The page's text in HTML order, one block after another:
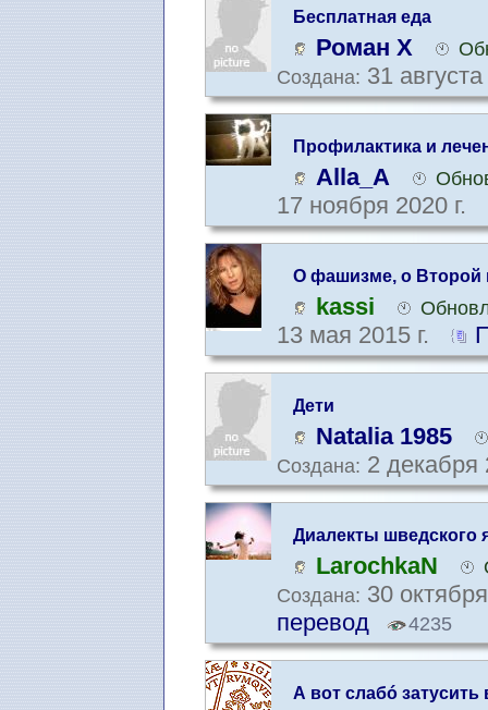
Бесплатная еда
Роман Х
Создана: 31
Профилактика и
Alla_A
17 ноября 2020 г.
О фашизме, о Второй
периоде
kassi
13 мая 2015 г.
Дети
Natalia 1985
Создана: 2 декабря
Диалекты шведского
LarochkaN
Создана: 30
перевод
4235
А вот слабó